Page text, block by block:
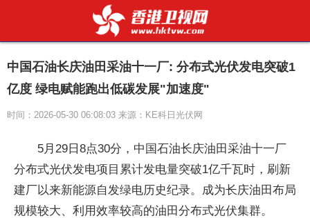
中国石油长庆油田采油十一厂: 分布式光伏发电突破1
亿度 绿电赋能跑出低碳发展"加速度"
时间：2026-05-30 06:08:03 来源：KE科日光伏网
5月29日8点30分，中国石油长庆油田采油十一厂
分布式光伏发电项目累计发电量突破1亿千瓦时，刷新
建厂以来新能源自发绿电历史纪录。成为长庆油田布局
规模较大、利用效率较高的油田分布式光伏集群。